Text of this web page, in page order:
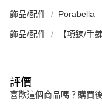
飾品/配件 Porabella
飾品/配件 【項鍊/手鍊
評價
喜歡這個商品嗎？購買